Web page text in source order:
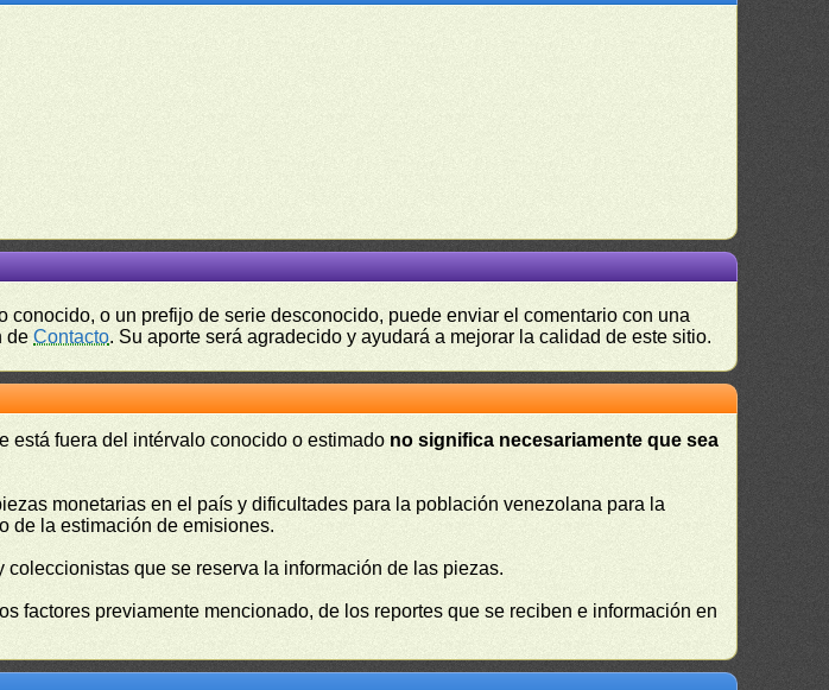
o un prefijo de serie desconocido, puede enviar el comentario con una
deContacto. Su aporte será agradecido y ayudará a mejorar la calidad de este sitio.
está fuera del intérvalo conocido o estimado no significa necesariamente que sea
monetarias en el país y dificultades para la población venezolana para la
de la estimación de emisiones.
que se reserva la información de las piezas.
factores previamente mencionado, de los reportes que se reciben e información en